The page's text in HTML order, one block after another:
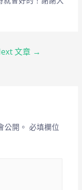
文章 →
公開。 必填欄位